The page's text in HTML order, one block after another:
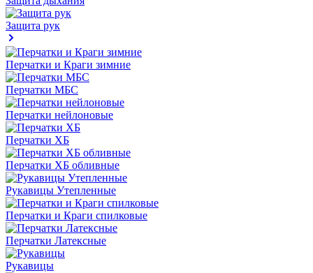
Защита рук
Перчатки и Краги зимние
Перчатки МБС
Перчатки нейлоновые
Перчатки ХБ
Перчатки ХБ обливные
Рукавицы Утепленные
Перчатки и Краги спилковые
Перчатки Латексные
Рукавицы